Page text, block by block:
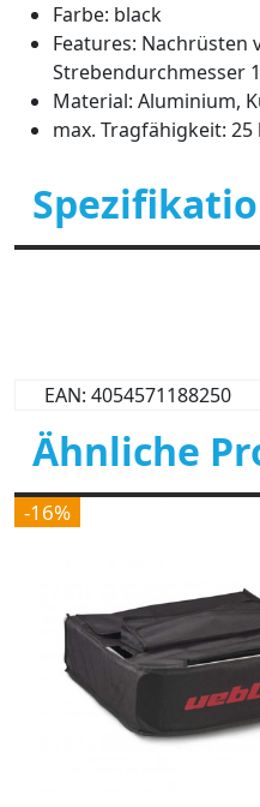
Farbe: black
Features: Nachrüsten
Strebendurchmesser
Material: Aluminium,
max. Tragfähigkeit:
EAN: 4054571188250
Ähnliche
-16%